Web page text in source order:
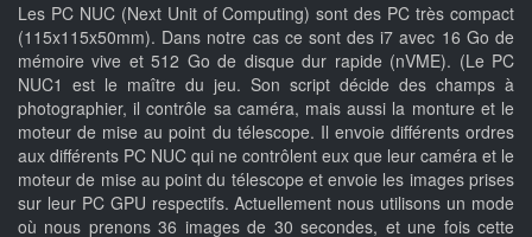
Les PC NUC (Next Unit of Computing) sont des PC très compact
(115x115x50mm). Dans notre cas ce sont des i7 avec 16 Go de
mémoire vive et 512 Go de disque dur rapide (nVME). (Le PC
NUC1 est le maître du jeu. Son script décide des champs à
photographier, il contrôle sa caméra, mais aussi la monture et le
moteur de mise au point du télescope. Il envoie différents ordres
aux différents PC NUC qui ne contrôlent eux que leur caméra et le
moteur de mise au point du télescope et envoie les images prises
sur leur PC GPU respectifs. Actuellement nous utilisons un mode
où nous prenons 36 images de 30 secondes, et une fois cette